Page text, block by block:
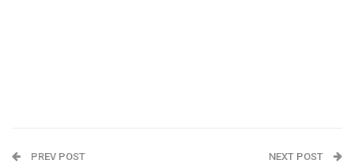
PREV POST NEXT POST